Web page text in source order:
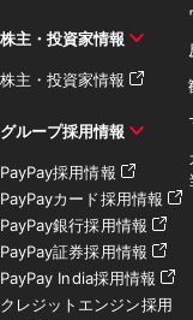
株主・投資家情報
株主・投資家情報
グループ採用情報
PayPay採用情報
PayPayカード採用情報
PayPay銀行採用情報
PayPay証券採用情報
PayPay India採用情報
クレジットエンジン採用